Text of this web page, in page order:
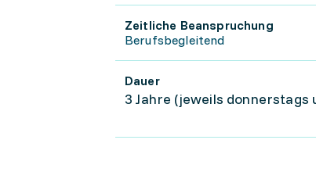
Zeitliche Beanspruchung
Berufsbegleitend
Dauer
3 Jahre (jeweils